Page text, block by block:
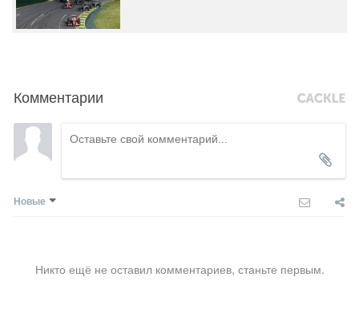
Комментарии
Новые
Никто ещё не оставил комментариев, станьте первым.